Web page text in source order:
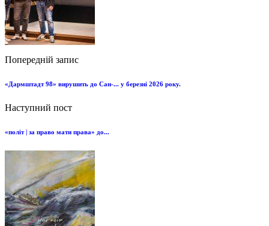
Попередній запис
«Дармштадт 98» вирушить до Сан-... у березні 2026 року.
Наступний пост
«політ | за право мати права» до...